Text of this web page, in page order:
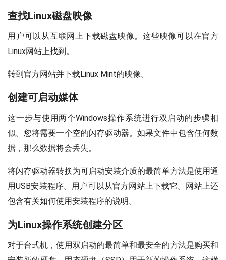
查找Linux磁盘映像
用户可以从互联网上下载磁盘映像。这些映像可以在官方
Linux网站上找到。
转到官方网站并下载Linux Mint的映像。
创建可启动媒体
这一步与使用两个Windows操作系统进行双启动的步骤相
似。您将需要一个空的闪存驱动器。如果文件中包含任何数
据，那么数据将会丢失。
将闪存驱动器转换为可启动安装介质的最简单方法是使用通
用USB安装程序。用户可以从官方网站上下载它。网站上还
包含有关如何使用安装程序的说明。
为Linux操作系统创建分区
对于台式机，使用双启动的最简单和最安全的方法是购买和